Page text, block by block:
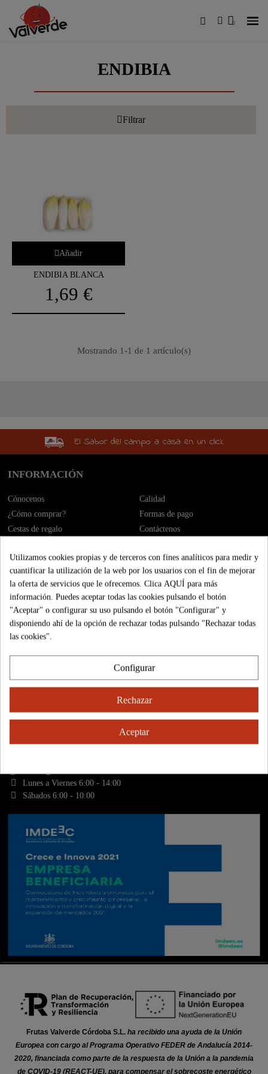
ENDIBIA
Filtrar
Añadir
ENDIBIA BLANCA
1,69 €
Mostrando 1-1 de 1 artículo(s)
El Sabor del campo a casa en un click
INFORMACIÓN
Cónocenos
¿Cómo comprar?
Cestas de regalo
Calidad
Formas de pago
Contáctenos
CATEGORÍAS
Frutas
Verduras
Huevos
Frutos secos
Legumbres
Cestas
Cajas surtidas
Varios
NUESTRAS POLÍTICAS
Devoluciones
Cookies
CONTACTO
Avd. Las Lonjas s/n (Mercacórdoba) Mod. Frutas 1-3
Lunes a Viernes 6:00 - 14:00
Sábados 6:00 - 10:00
Frutas Valverde Córdoba S.L. ha recibido una ayuda de la Unión
Europea con cargo al Programa Operativo FEDER de Andalucía 2014-
2020, financiada como parte de la respuesta de la Unión a la pandemia
de COVID-19 (REACT-UE), para compensar el sobrecoste energético
Utilizamos cookies propias y de terceros con fines analíticos para medir y
cuantificar la utilización de la web por los usuarios con el fin de mejorar
la oferta de servicios que le ofrecemos. Clica AQUÍ para más
información. Puedes aceptar todas las cookies pulsando el botón
"Aceptar" o configurar su uso pulsando el botón "Configurar" y
disponiendo ahí de la opción de rechazar todas pulsando "Rechazar todas
las cookies".
Configurar
Rechazar
Aceptar